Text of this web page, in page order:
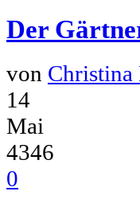
Der
von Christina
14
Mai
4346
0